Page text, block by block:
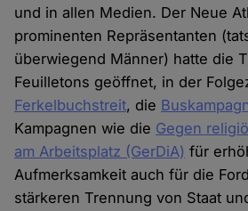
und in allen Medien. Der Neue
prominenten Repräsentanten
überwiegend Männer) hatte die
Feuilletons geöffnet, in der
Ferkelbuchstreit, die
Kampagnen wie die Gegen
am Arbeitsplatz (GerDiA) für
Aufmerksamkeit auch für die
stärkeren Trennung von Staat